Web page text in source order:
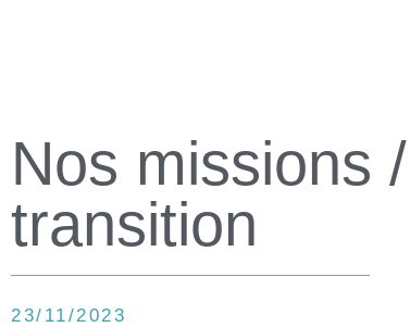
Nos missions
transition
23/11/2023